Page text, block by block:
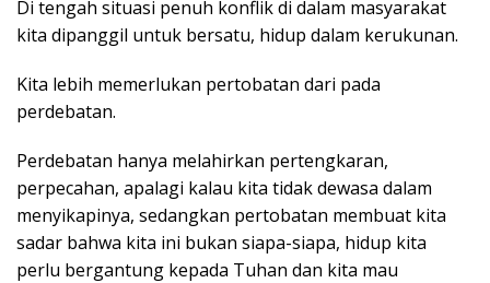
Di tengah situasi penuh konflik di dalam masyarakat
kita dipanggil untuk bersatu, hidup dalam kerukunan.
Kita lebih memerlukan pertobatan dari pada
perdebatan.
Perdebatan hanya melahirkan pertengkaran,
perpecahan, apalagi kalau kita tidak dewasa dalam
menyikapinya, sedangkan pertobatan membuat kita
sadar bahwa kita ini bukan siapa-siapa, hidup kita
perlu bergantung kepada Tuhan dan kita mau